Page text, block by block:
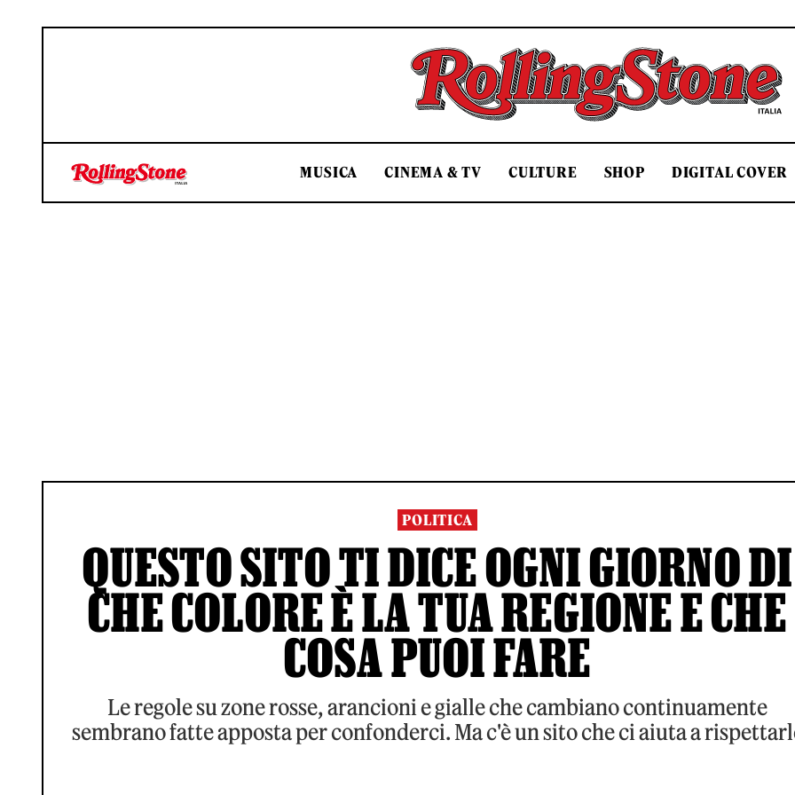
Rolling Stone Italia
MUSICA CINEMA & TV CULTURE SHOP DIGITAL COVER
POLITICA
QUESTO SITO TI DICE OGNI GIORNO DI
CHE COLORE È LA TUA REGIONE E CHE
COSA PUOI FARE
Le regole su zone rosse, arancioni e gialle che cambiano continuamente
sembrano fatte apposta per confonderci. Ma c'è un sito che ci aiuta a